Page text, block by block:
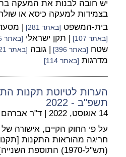
יש חובה לבנות את המעקה
בצמידות למעקה כיסא או שולחן
בית-המשפט [באתר 281] |
[באתר 107] | תקן ישראלי [באתר 95]
שטח [באתר 396] | גובה [באתר 221]
מדרגות [באתר 114]
הערות לטיוטת תקנות
תשפ"ב - 2022
14 אוגוסט, 2022 | ד"ר אברהם
על פי החוק הקיים, אישורה
חריגה מהוראות התקנות
(תש"ל-1970) התוספת השנייה], וכן – אין בבקשת ההקלה משום סטייה ניכרת מתכנית.